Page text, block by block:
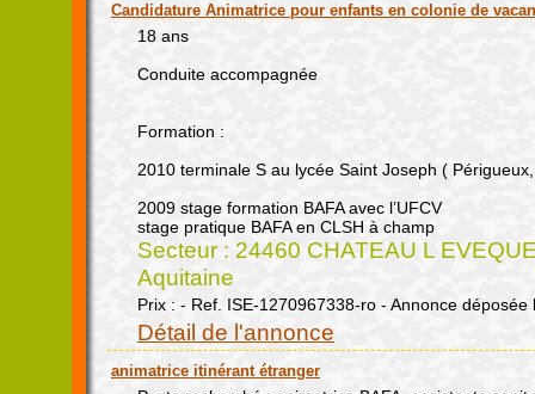
Candidature Animatrice pour enfants en colonie de
18 ans
Conduite accompagnée
Formation :
2010 terminale S au lycée Saint Joseph (
2009 stage formation BAFA avec l’UFCV
stage pratique BAFA en CLSH à champ
Secteur : 24460 CHATEAU L
Aquitaine
Prix : - Ref. ISE-1270967338-ro - Annonce déposée
Détail de l'annonce
animatrice itinérant étranger